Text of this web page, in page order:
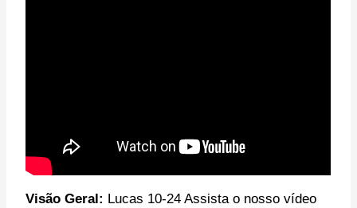
Visão Geral: Lucas 10-24 Assista o nosso vídeo